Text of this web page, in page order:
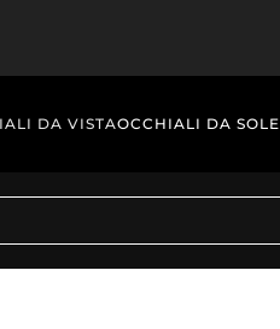
DA VISTAOCCHIALI DA SOLE